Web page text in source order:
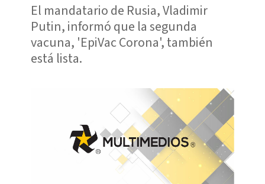
El mandatario de Rusia, Vladimir
Putin, informó que la segunda
vacuna, 'EpiVac Corona', también
está lista.